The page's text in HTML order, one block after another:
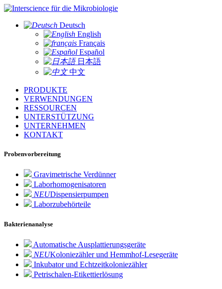
für die Mikrobiologie
Deutsch
English
Français
Español
日本語
中文
PRODUKTE
VERWENDUNGEN
RESSOURCEN
UNTERSTÜTZUNG
UNTERNEHMEN
KONTAKT
Probenvorbereitung
Gravimetrische Verdünner
Laborhomogenisatoren
NEUDispensierpumpen
Laborzubehörteile
Bakterienanalyse
Automatische Ausplattierungsgeräte
NEUKoloniezähler und Hemmhof-Lesegeräte
Inkubator und Echtzeitkoloniezähler
Petrischalen-Etikettierlösung